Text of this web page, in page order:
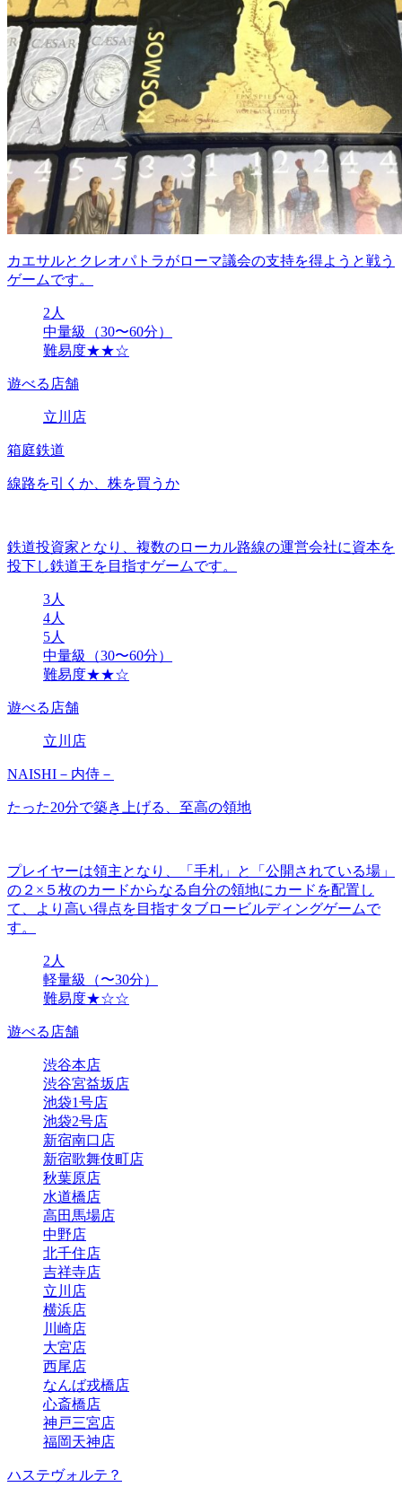
カエサルとクレオパトラがローマ議会の支持を得ようと戦う
ゲームです。
2人
中量級（30〜60分）
難易度★★☆
遊べる店舗
立川店
箱庭鉄道
線路を引くか、株を買うか
鉄道投資家となり、複数のローカル路線の運営会社に資本を
投下し鉄道王を目指すゲームです。
3人
4人
5人
中量級（30〜60分）
難易度★★☆
遊べる店舗
立川店
NAISHI－内侍－
たった20分で築き上げる、至高の領地
プレイヤーは領主となり、「手札」と「公開されている場」
の２×５枚のカードからなる自分の領地にカードを配置し
て、より高い得点を目指すタブロービルディングゲームで
す。
2人
軽量級（〜30分）
難易度★☆☆
遊べる店舗
渋谷本店
渋谷宮益坂店
池袋1号店
池袋2号店
新宿南口店
新宿歌舞伎町店
秋葉原店
水道橋店
高田馬場店
中野店
北千住店
吉祥寺店
立川店
横浜店
川崎店
大宮店
西尾店
なんば戎橋店
心斎橋店
神戸三宮店
福岡天神店
ハステヴォルテ？